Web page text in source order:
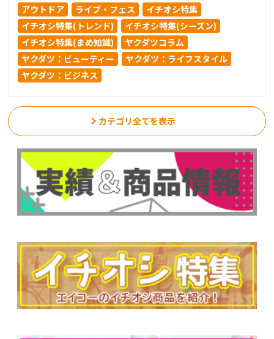
アウトドア
ライブ・フェス
イチオシ特集
イチオシ特集(トレンド)
イチオシ特集(シーズン)
イチオシ特集(まめ知識)
ヤクダツコラム
ヤクダツ：ビューティー
ヤクダツ：ライフスタイル
ヤクダツ：ビジネス
カテゴリ全てを表示